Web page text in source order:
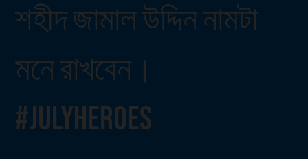
শহীদ জামাল উদ্দিন নামটা
মনে রাখবেন।
#JulyHeroes